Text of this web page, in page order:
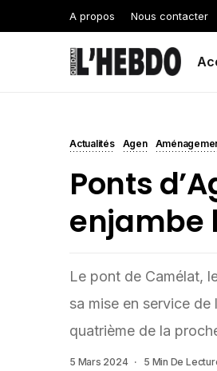
A propos Nous contacter
Actualités Agen
Ponts
enjambe
Le pont de Camélat,
sa mise en service de
quatrième de la
5 Mars 2024 5 Min De